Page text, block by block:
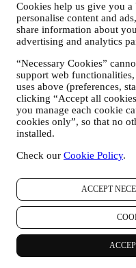
Cookies help us give you a
personalise content and
share information about
advertising and analytics
“Necessary Cookies”
support web
uses above (preferences,
clicking “Accept all
you manage each cookie
cookies only”, so that no
installed.
Check our Cookie Policy.
ACCEPT
VOOR ONZE
Mogelijk moeten we
te voldoen aan onze
verplichtingen die
OM EEN LE
We zullen uw
account aan te maken
voordelen voor
genieten van onze
verzendadressen
deze diensten aan u als
PRODUCTEN,
TE LEVEREN
Wij zullen uw
relatie met u, uw
gebruik van de
of uw deelname aan
moeten we bepaalde